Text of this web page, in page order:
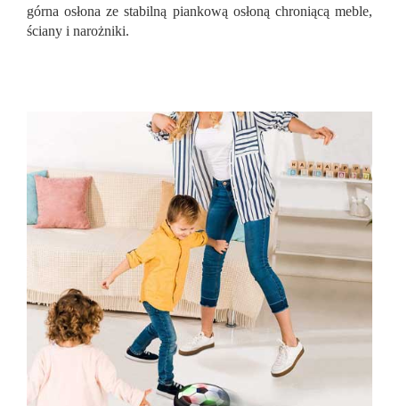
górna osłona ze stabilną piankową osłoną chroniącą meble,
ściany i narożniki.